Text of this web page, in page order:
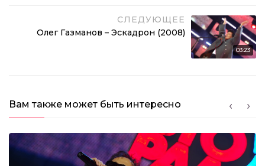
СЛЕДУЮЩЕЕ
Олег Газманов – Эскадрон (2008)
03:23
Вам также может быть интересно